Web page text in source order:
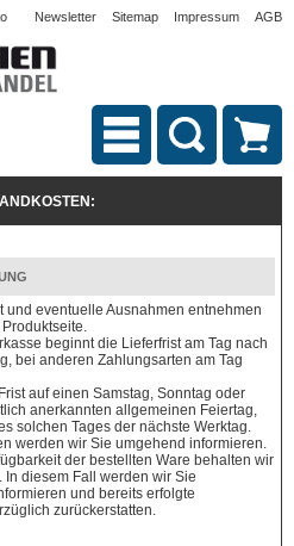
Newsletter Sitemap Impressum AGB
und eventuelle Ausnahmen entnehmen
beginnt die Lieferfrist am Tag nach
bei anderen Zahlungsarten am Tag
auf einen Samstag, Sonntag oder
anerkannten allgemeinen Feiertag,
solchen Tages der nächste Werktag.
werden wir Sie umgehend informieren.
der bestellten Ware behalten wir
In diesem Fall werden wir Sie
und bereits erfolgte
zurückerstatten.